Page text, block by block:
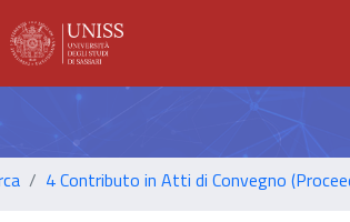
4 Contributo in Atti di Convegno